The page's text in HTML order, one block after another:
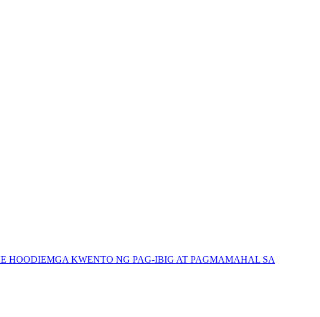
HOODIEMGA KWENTO NG PAG-IBIG AT PAGMAMAHAL SA